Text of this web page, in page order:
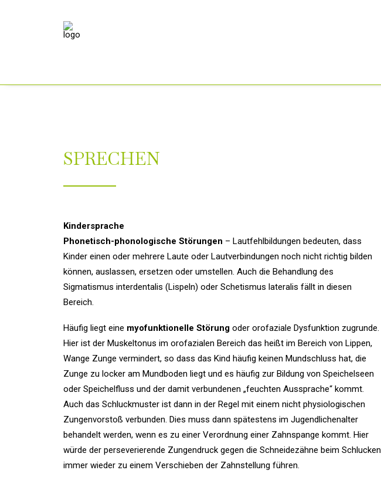
SPRECHEN
Kindersprache
Phonetisch-phonologische Störungen – Lautfehlbildungen bedeuten, dass
Kinder einen oder mehrere Laute oder Lautverbindungen noch nicht richtig bilden
können, auslassen, ersetzen oder umstellen. Auch die Behandlung des
Sigmatismus interdentalis (Lispeln) oder Schetismus lateralis fällt in diesen
Bereich.
Häufig liegt eine myofunktionelle Störung oder orofaziale Dysfunktion zugrunde.
Hier ist der Muskeltonus im orofazialen Bereich das heißt im Bereich von Lippen,
Wange Zunge vermindert, so dass das Kind häufig keinen Mundschluss hat, die
Zunge zu locker am Mundboden liegt und es häufig zur Bildung von Speichelseen
oder Speichelfluss und der damit verbundenen „feuchten Aussprache“ kommt.
Auch das Schluckmuster ist dann in der Regel mit einem nicht physiologischen
Zungenvorstoß verbunden. Dies muss dann spätestens im Jugendlichenalter
behandelt werden, wenn es zu einer Verordnung einer Zahnspange kommt. Hier
würde der perseverierende Zungendruck gegen die Schneidezähne beim Schlucken
immer wieder zu einem Verschieben der Zahnstellung führen.